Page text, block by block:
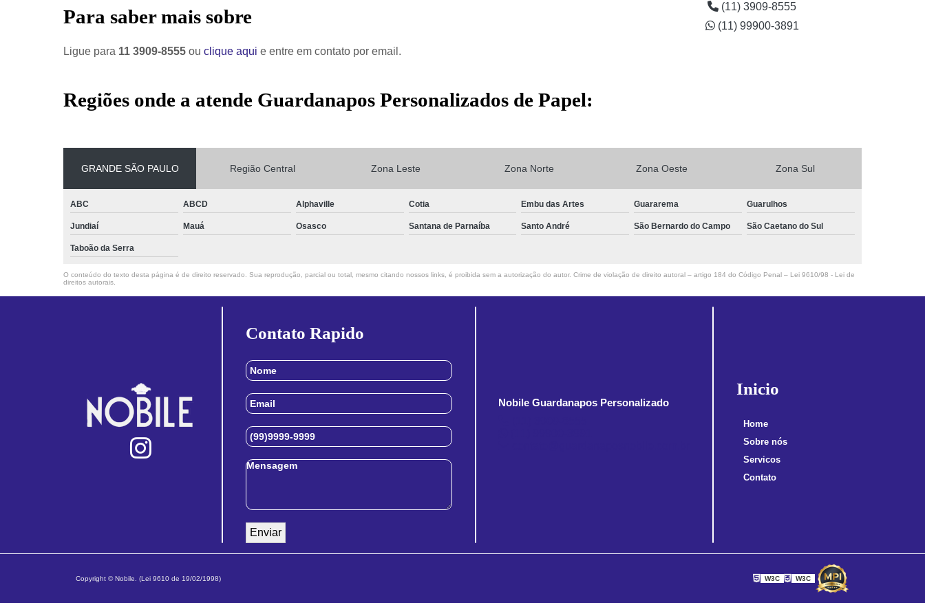
Para saber mais sobre
Ligue para 11 3909-8555 ou clique aqui e entre em contato por email.
(11) 3909-8555
(11) 99900-3891
Regiões onde a atende Guardanapos Personalizados de Papel:
GRANDE SÃO PAULO Região Central Zona Leste Zona Norte Zona Oeste Zona Sul
ABC ABCD Alphaville Cotia Embu das Artes Guararema Guarulhos
Jundiaí Mauá Osasco Santana de Parnaíba Santo André São Bernardo do Campo São Caetano do Sul
Taboão da Serra
O conteúdo do texto desta página é de direito reservado. Sua reprodução, parcial ou total, mesmo citando nossos links, é proibida sem a autorização do autor. Crime de violação de direito autoral – artigo 184 do Código Penal – Lei 9610/98 - Lei de
direitos autorais
Contato Rapido
Nobile Guardanapos Personalizado
Inicio
Home
Sobre nós
Servicos
Contato
Copyright © Nobile. (Lei 9610 de 19/02/1998) W3C W3C